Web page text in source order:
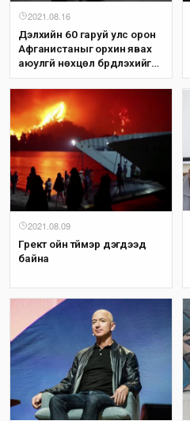
2021.08.16
Дэлхийн 60 гаруй улс орон
Афганистаныг орхин явах
аюулгүй нөхцөл бүрдүүлэхийг
уриалжээ
2021.08.09
Грект ойн түймэр дэгдээд
байна